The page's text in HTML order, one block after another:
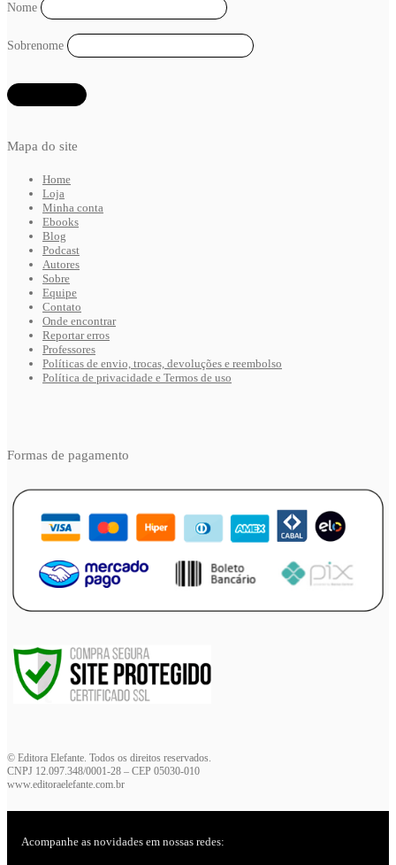
Mapa do site
Home
Loja
Minha conta
Ebooks
Blog
Podcast
Autores
Sobre
Equipe
Contato
Onde encontrar
Reportar erros
Professores
Políticas de envio, trocas, devoluções e reembolso
Política de privacidade e Termos de uso
Nome
Sobrenome
Formas de pagamento
© Editora Elefante. Todos os direitos reservados.
CNPJ 12.097.348/0001-28 – CEP 05030-010
www.editoraelefante.com.br
Acompanhe as novidades em nossas redes: